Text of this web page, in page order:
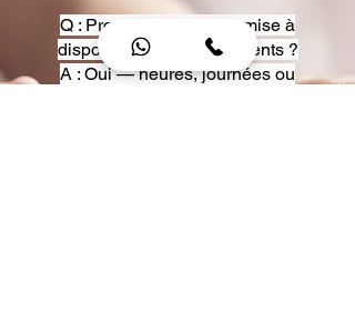
Q : Proposez-vous une mise à
disposition pour événements ?
A : Oui — heures, journées ou